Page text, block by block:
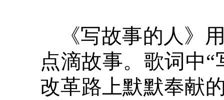
《写故事的人》
点滴故事。歌词中
改革路上默默奉献